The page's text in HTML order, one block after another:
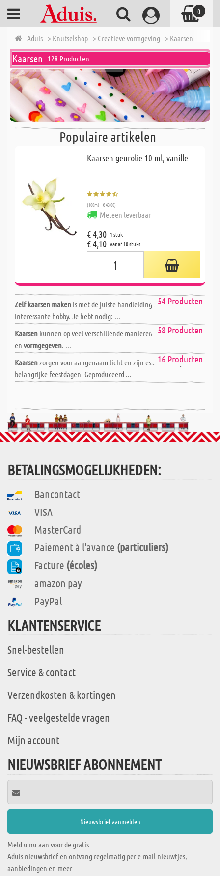
Aduis > Knutselshop > Creatieve vormgeving > Kaarsen
Kaarsen 128 Producten
Populaire artikelen
Kaarsen geurolie 10 ml, vanille
(100ml = € 43,00)
Meteen leverbaar
€ 4,30 1 stuk
€ 4,10 vanaf 10 stuks
54 Producten
Zelf kaarsen maken is met de juiste handleiding een creatieve en
interessante hobby. Je hebt nodig: ...
58 Producten
Kaarsen versieren & vormgeven
Kaarsen kunnen op veel verschillende manieren wordenversierd
en vormgegeven. ...
16 Producten
Kaarsen kant en klaar
Kaarsenzorgen voor aangenaam licht en zijn essentieel tijdens
belangrijke feestdagen. Geproduceerd ...
BETALINGSMOGELIJKHEDEN:
Bancontact
VISA
MasterCard
Paiement à l'avance (particuliers)
Facture (écoles)
amazon pay
PayPal
KLANTENSERVICE
Snel-bestellen
Service & contact
Verzendkosten & kortingen
FAQ - veelgestelde vragen
Mijn account
NIEUWSBRIEF ABONNEMENT
Meld u nu aan voor de gratis
Aduis nieuwsbrief en ontvang regelmatig per e-mail nieuwtjes,
aanbiedingen en meer
0